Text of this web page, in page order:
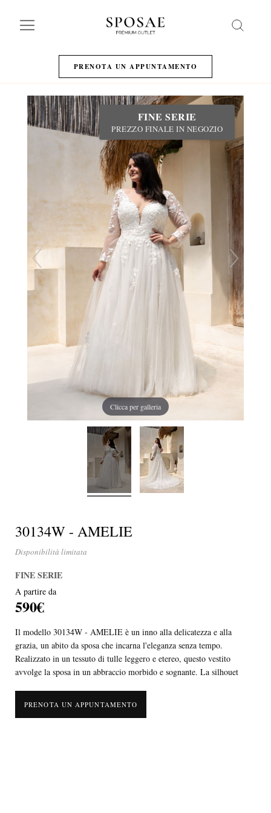
PRENOTA UN APPUNTAMENTO
FINE SERIE
PREZZO FINALE IN NEGOZIO
Clicca per galleria
30134W - AMELIE
Disponibilità limitata
FINE SERIE
A partire da
590€
Il modello 30134W - AMELIE è un inno alla delicatezza e alla
grazia, un abito da sposa che incarna l'eleganza senza tempo.
Realizzato in un tessuto di tulle leggero e etereo, questo vestito
avvolge la sposa in un abbraccio morbido e sognante. La silhouet
PRENOTA UN APPUNTAMENTO